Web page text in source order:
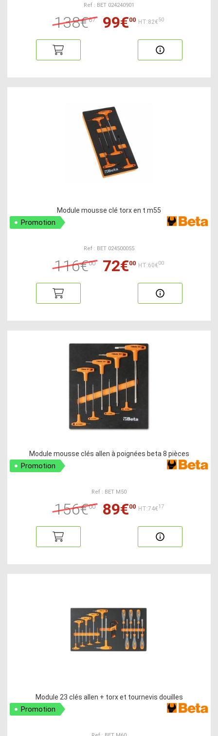
Ref : BET 024240901
138€67 99€00 HT:82€50
Module mousse clé torx en t m55
Promotion
Ref : BET 024500055
116€00 72€00 HT:60€00
Module mousse clés allen à poignées beta 8 pièces
Promotion
Ref : BET M50
156€00 89€00 HT:74€17
Module 23 clés allen + torx et tournevis douilles
Promotion